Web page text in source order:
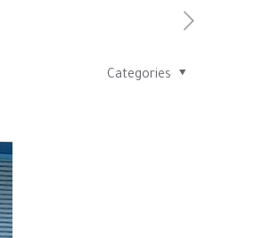
Categories